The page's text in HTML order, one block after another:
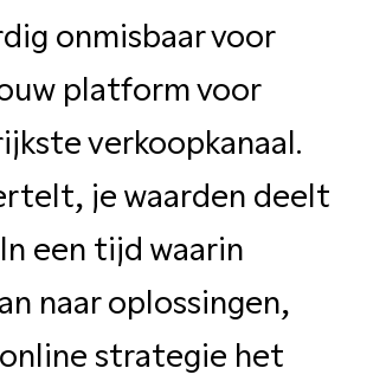
onmisbaar voor
platform voor
verkoopkanaal.
je waarden deelt
een tijd waarin
naar oplossingen,
strategie het